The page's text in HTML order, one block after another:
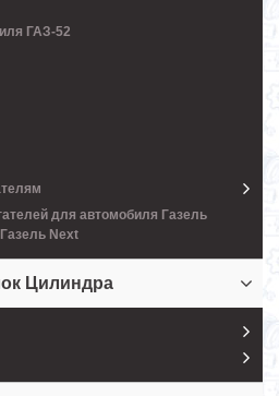
ГАЗ-52
для автомобиля Газель
Next
Цилиндра